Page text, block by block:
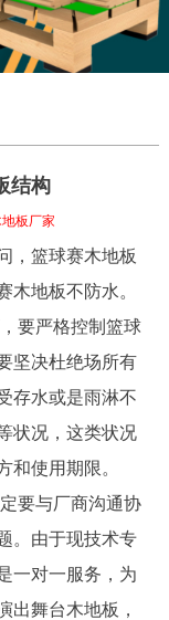
结构
板厂家
，篮球赛木地板
木地板不防水。
要严格控制篮球
坚决杜绝场所有
存水或是雨淋不
状况，这类状况
和使用期限。
要与厂商沟通协
。由于现技术专
一对一服务，为
出舞台木地板，